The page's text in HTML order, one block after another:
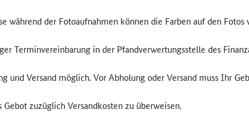
während der Fotoaufnahmen können die Farben auf den Fotos
Terminvereinbarung in der Pfandverwertungsstelle des
und Versand möglich. Vor Abholung oder Versand muss Ihr
zuzüglich Versandkosten zu überweisen.